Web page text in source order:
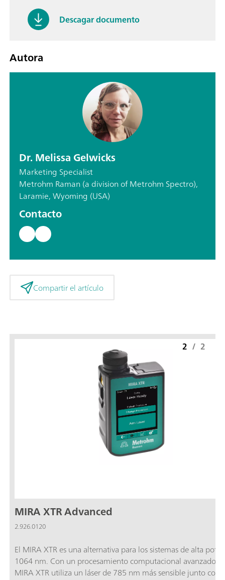
Descagar documento
Autora
Dr. Melissa Gelwicks
Marketing Specialist
Metrohm Raman (a division of Metrohm Spectro),
Laramie, Wyoming (USA)
Contacto
Compartir el artículo
MIRA XTR Advanced
2.926.0120
El MIRA XTR es una alternativa para los sistemas de alta
1064 nm. Con un procesamiento computacional avanzado,
MIRA XTR utiliza un láser de 785 nm más sensible junto con
2 / 2